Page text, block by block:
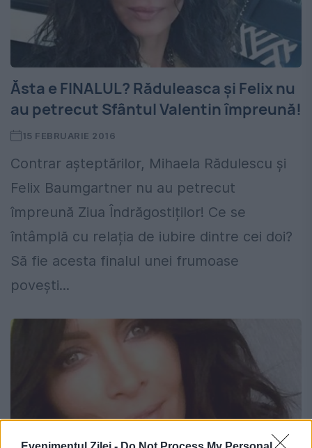
Ăsta e FINALUL? Răduleasca și Felix nu
au petrecut Sfântul Valentin împreună!
15 FEBRUARIE 2016
Contrar așteptărilor, Mihaela Rădulescu și
Felix Baumgartner nu au petrecut
împreună Ziua Îndrăgostiților! Ce se
întâmplă cu relația de iubire dintre cei doi?
Să fie acesta finalul unei frumoase
povești...